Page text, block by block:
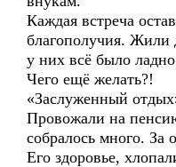
Каждая встреча
благополучия. Жили
у них всё было
Чего ещё желать?!
«Заслуженный
Провожали на
собралось много. За
Его здоровье,